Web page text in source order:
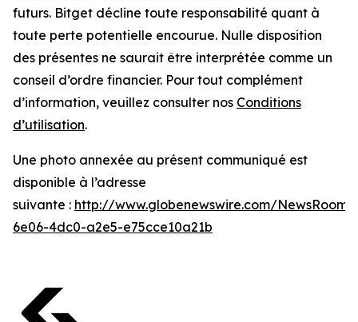
futurs. Bitget décline toute responsabilité quant à
toute perte potentielle encourue. Nulle disposition
des présentes ne saurait être interprétée comme un
conseil d’ordre financier. Pour tout complément
d’information, veuillez consulter nos Conditions
d’utilisation.
Une photo annexée au présent communiqué est
disponible à l’adresse
suivante : http://www.globenewswire.com/
6e06-4dc0-a2e5-e75cce10a21b